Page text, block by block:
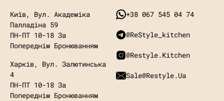
Київ, Вул. Академіка
Палладіна 59
ПН-ПТ 10-18 За
Попереднім Бронюванням
Харків, Вул. Залютинська
4
ПН-ПТ 10-18 За
Попереднім Бронюванням
+38 067 545 04 74
@ReStyle_kitchen
@restyle.kitchen
Sale@restyle.ua